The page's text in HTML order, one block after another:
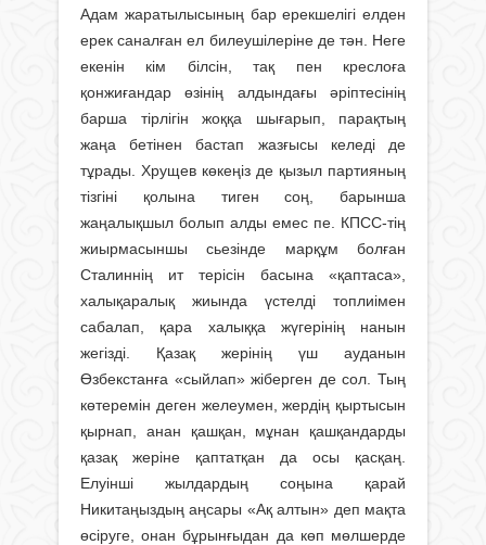
Адам жаратылысының бар ерекшелігі елден
ерек саналған ел билеушілеріне де тән. Неге
екенін кім білсін, тақ пен креслоға
қонжиғандар өзінің алдындағы әріптесінің
барша тірлігін жоққа шығарып, парақтың
жаңа бетінен бастап жазғысы келеді де
тұрады. Хрущев көкеңіз де қызыл партияның
тізгіні қолына тиген соң, барынша
жаңалықшыл болып алды емес пе. КПСС-тің
жиырмасыншы сьезінде марқұм болған
Сталиннің ит терісін басына «қаптаса»,
халықаралық жиында үстелді топлиімен
сабалап, қара халыққа жүгерінің нанын
жегізді. Қазақ жерінің үш ауданын
Өзбекстанға «сыйлап» жіберген де сол. Тың
көтеремін деген желеумен, жердің қыртысын
қырнап, анан қашқан, мұнан қашқандарды
қазақ жеріне қаптатқан да осы қасқаң.
Елуінші жылдардың соңына қарай
Никитаңыздың аңсары «Ақ алтын» деп мақта
өсіруге, онан бұрынғыдан да көп мөлшерде